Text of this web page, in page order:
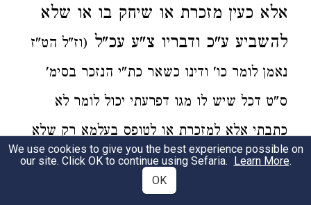
אלא כעין מזכרת או שיחק בו או שלא
להשביע ע"כ ודבריו צ"ע עכ"ל (וז"ל הט"ז
נאמן לומר כו' ודינו כשאר כת"י הנזכר בסימ'
ס"ט דכל שיש לו מגו דפרעתי יכול לומר לא
כתבתי אלא למזכרת או לטופס בעלמא רק שלא
ישקר עיקר כתב ידו ע"כ):
We use cookies to give you the best experience possible on
our site. Click OK to continue using Sefaria. Learn More.
OK